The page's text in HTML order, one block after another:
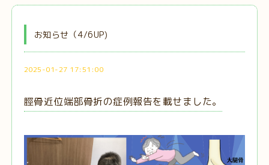
お知らせ（4/6UP)
2025-01-27 17:51:00
脛骨近位端部骨折の症例報告を載せました。